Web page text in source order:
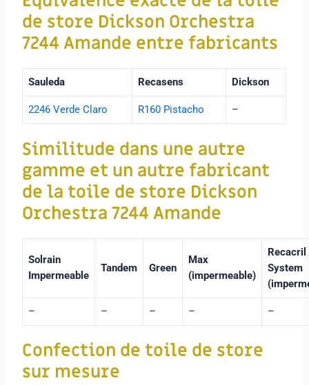
de store Dickson Orchestra
7244 Amande entre fabricants
Sauleda Recasens Dickson
2246 Verde Claro R160 Pistacho –
Similitude dans une autre
gamme et un autre fabricant
de la toile de store Dickson
Orchestra 7244 Amande
Solrain
Impermeable
Tandem Green
Max
(impermeable)
Recacril
System
– – – – –
Confection de toile de store
sur mesure